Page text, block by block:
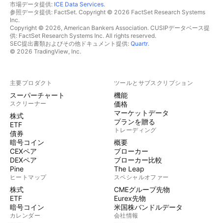
市場データ提供: ICE Data Services.
参照データ提供: FactSet. Copyright © 2026 FactSet Research Systems
Inc.
Copyright © 2026, American Bankers Association. CUSIPデータベース提
供: FactSet Research Systems Inc. All rights reserved.
SEC提出書類およびその他ドキュメント提供: Quartr.
© 2026 TradingView, Inc.
主要プロダクト
スーパーチャート
スクリーナー
株式
ETF
債券
暗号コイン
CEXペア
DEXペア
Pine
ヒートマップ
株式
ETF
暗号コイン
カレンダー
ツールとサブスクリプション
機能
価格
マーケットデータ
プランを贈る
トレーディング
概要
ブローカー
ブローカー比較
The Leap
スペシャルオファー
CMEグループ先物
Eurex先物
米国株バンドルデータ
会社情報